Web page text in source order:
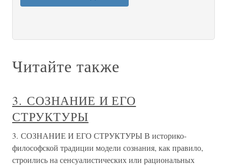
Читайте также
3. СОЗНАНИЕ И ЕГО
СТРУКТУРЫ
3. СОЗНАНИЕ И ЕГО СТРУКТУРЫ В историко-
философской традиции модели сознания, как правило,
строились на сенсуалистических или рациональных